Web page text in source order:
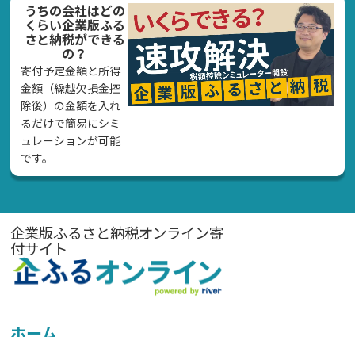
うちの会社はどの
くらい企業版ふる
さと納税ができる
の？
寄付予定金額と所得
金額（繰越欠損金控
除後）の金額を入れ
るだけで簡易にシミ
ュレーションが可能
です。
企業版ふるさと納税オンライン寄
付サイト